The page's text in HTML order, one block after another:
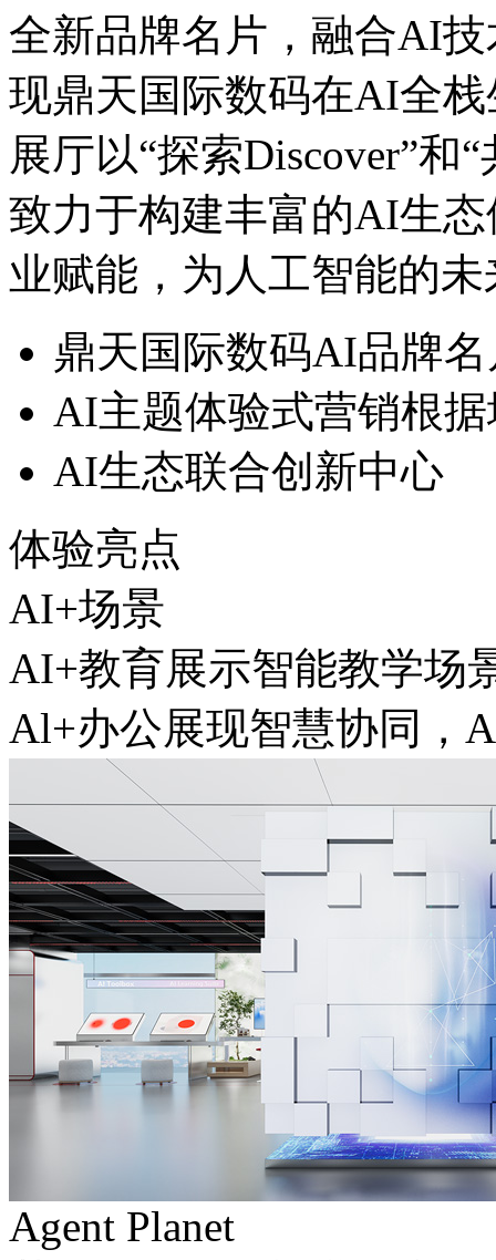
全新品牌名片，融合AI技
现鼎天国际数码在AI全
展厅以“探索Discover”和“
致力于构建丰富的AI生态体
业赋能，为人工智能
鼎天国际数码AI品牌
AI主题体验式营销根
AI生态联合创新中心
体验亮点
AI+场景
AI+教育展示智能教学场景
Al+办公展现智慧协同
Agent Planet